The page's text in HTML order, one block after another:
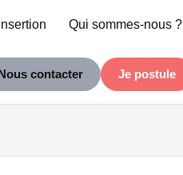
Qui sommes-nous ?
Nous contacter Je postule